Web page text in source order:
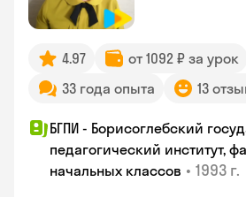
4.97
от 1092 ₽ за урок
33 года опыта
13
БГПИ - Борисоглебский
педагогический институт,
начальных классов • 1993 г.